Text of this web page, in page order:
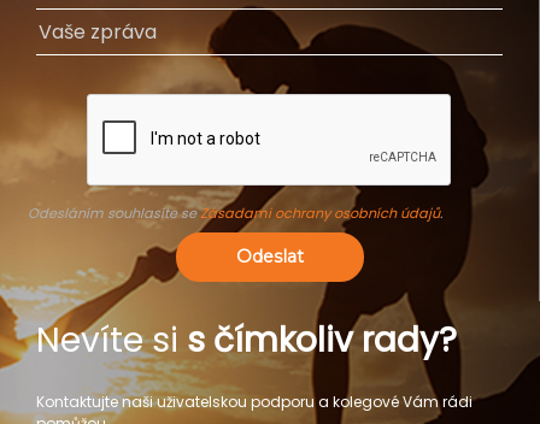
Odesláním souhlasíte seZásadami ochrany osobních údajů.
Odeslat
Nevíte si s čímkoliv rady?
Kontaktujte naši uživatelskou podporu a kolegové Vám rádi